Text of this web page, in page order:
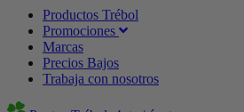
Productos Trébol
Promociones
Marcas
Precios Bajos
Trabaja con nosotros